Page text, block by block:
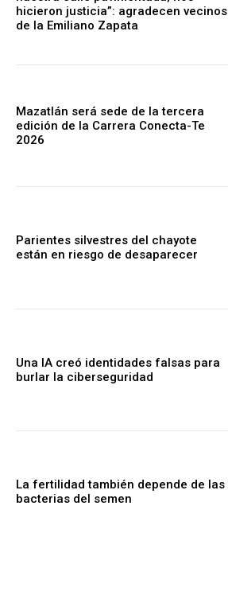
hicieron justicia”: agradecen vecinos
de la Emiliano Zapata
Mazatlán será sede de la tercera
edición de la Carrera Conecta-Te
2026
Parientes silvestres del chayote
están en riesgo de desaparecer
Una IA creó identidades falsas para
burlar la ciberseguridad
La fertilidad también depende de las
bacterias del semen